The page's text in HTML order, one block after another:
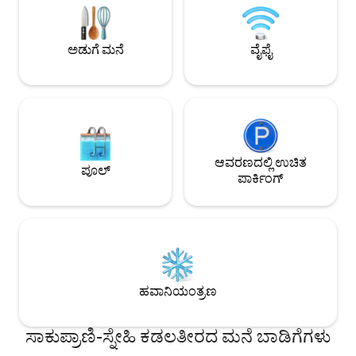
ದೀರ್ಘಾವಧಿಯ ಗೆಸ್ಟ್‌ಗಳನ್ನು ಇಷ್ಟಪಡುತ್ತೇವೆ ಆದರೆ
ಪ್ರತಿಯೊಬ್ಬರೂ ಇದನ್ನು ಮಾಡಲು ಸಾಧ್ಯವಿಲ್ಲ ಮತ್ತು ಸ್ವಲ್ಪ
ತಪ್ಪಿಸಿಕೊಳ್ಳುವ ಅಗತ್ಯವಿದೆ ಎಂಬುದನ್ನು
ಅರ್ಥಮಾಡಿಕೊಳ್ಳುತ್ತೇವೆ! 🤍
ಅಡುಗೆ ಮನೆ ವೈಫೈ
ಪೂಲ್
ಆವರಣದಲ್ಲಿ ಉಚಿತ
ಪಾರ್ಕಿಂಗ್
ಹವಾನಿಯಂತ್ರಣ
ಸಾಕುಪ್ರಾಣಿ-ಸ್ನೇಹಿ ಕಡಲತೀರದ ಮನೆ ಬಾಡಿಗೆಗಳು